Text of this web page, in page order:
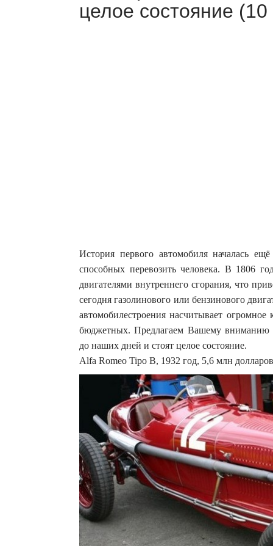
целое состояние
История первого автомобиля началась
способных перевозить человека. В 1806
двигателями внутреннего сгорания, что
сегодня газолинового или бензинового
автомобилестроения насчитывает
бюджетных. Предлагаем Вашему вниманию
до наших дней и стоят целое состояние.
Alfa Romeo Tipo B, 1932 год, 5,6 млн долларов